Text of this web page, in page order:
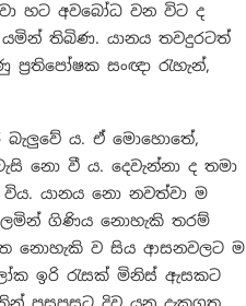
හට අවබෝධ වන විට ද
තිබිණ. යානය තවදුරටත්
සංඥා රැහැන්,
බැලුවේ ය. ඒ මොහොතේ,
නො වී ය. දෙවැන්නා ද තමා
යානය නො නවත්වා ම
ගිණිය නොහැකි තරම්
නොහැකි ව සිය ආසනවලට ම
ඉරි රැසක් මිනිස් ඇසකට